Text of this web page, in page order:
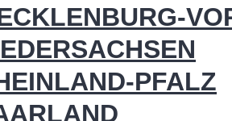
PFALZ